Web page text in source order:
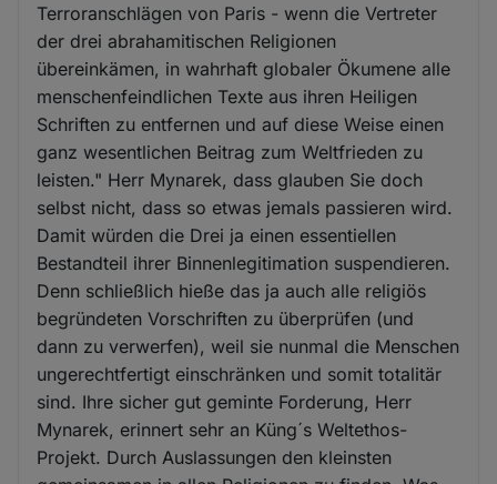
Terroranschlägen von Paris - wenn die Vertreter
der drei abrahamitischen Religionen
übereinkämen, in wahrhaft globaler Ökumene alle
menschenfeindlichen Texte aus ihren Heiligen
Schriften zu entfernen und auf diese Weise einen
ganz wesentlichen Beitrag zum Weltfrieden zu
leisten." Herr Mynarek, dass glauben Sie doch
selbst nicht, dass so etwas jemals passieren wird.
Damit würden die Drei ja einen essentiellen
Bestandteil ihrer Binnenlegitimation suspendieren.
Denn schließlich hieße das ja auch alle religiös
begründeten Vorschriften zu überprüfen (und
dann zu verwerfen), weil sie nunmal die Menschen
ungerechtfertigt einschränken und somit totalitär
sind. Ihre sicher gut geminte Forderung, Herr
Mynarek, erinnert sehr an Küng´s Weltethos-
Projekt. Durch Auslassungen den kleinsten